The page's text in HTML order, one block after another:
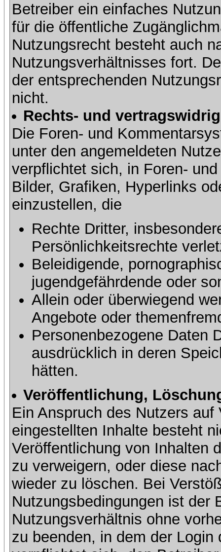
Betreiber ein einfaches
für die öffentliche
Nutzungsrecht besteht auch
Nutzungsverhältnisses fort.
der entsprechenden
nicht.
Rechts- und
Die Foren- und
unter den angemeldeten
verpflichtet sich, in Foren-
Bilder, Grafiken, Hyperlinks
einzustellen, die
Rechte Dritter,
Persönlichkeitsrechte
Beleidigende,
jugendgefährdende oder
Allein oder überwiegend
Angebote oder
Personenbezogene Daten
ausdrücklich in deren
hätten.
Veröffentlichung,
Ein Anspruch des Nutzers
eingestellten Inhalte besteht
Veröffentlichung von Inhalten
zu verweigern, oder diese
wieder zu löschen. Bei
Nutzungsbedingungen ist der
Nutzungsverhältnis ohne
zu beenden, in dem der